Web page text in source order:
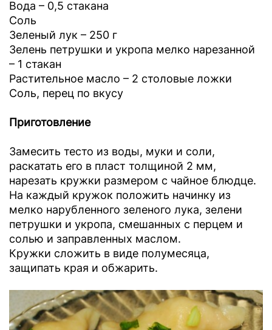
Вода – 0,5 стакана
Соль
Зеленый лук – 250 г
Зелень петрушки и укропа мелко нарезанной
– 1 стакан
Растительное масло – 2 столовые ложки
Соль, перец по вкусу
Приготовление
Замесить тесто из воды, муки и соли,
раскатать его в пласт толщиной 2 мм,
нарезать кружки размером с чайное блюдце.
На каждый кружок положить начинку из
мелко нарубленного зеленого лука, зелени
петрушки и укропа, смешанных с перцем и
солью и заправленных маслом.
Кружки сложить в виде полумесяца,
защипать края и обжарить.